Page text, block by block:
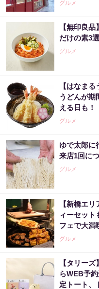
グルメ
【無印良
だけの素3選
グルメ
【はなま
うどんが期
える日も！
グルメ
ゆで太郎に
来店1回に
グルメ
【新橋エ
ィーセッ
フェで大満
グルメ
【タリー
らWEB予
定トート、